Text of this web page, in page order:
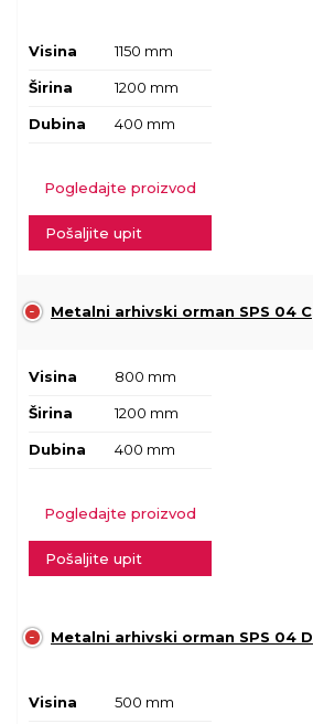
Visina 1150 mm
Širina 1200 mm
Dubina 400 mm
Pogledajte proizvod
Pošaljite upit
Metalni arhivski orman SPS 04 C
Visina 800 mm
Širina 1200 mm
Dubina 400 mm
Pogledajte proizvod
Pošaljite upit
Metalni arhivski orman SPS 04 D
Visina 500 mm